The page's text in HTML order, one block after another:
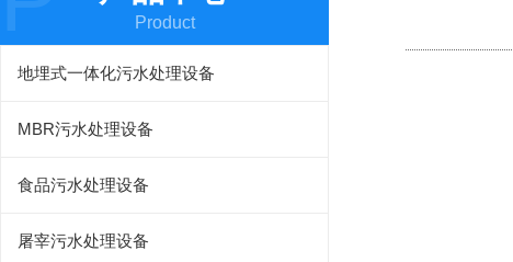
Product
地埋式一体化污水处理设备
MBR污水处理设备
食品污水处理设备
屠宰污水处理设备